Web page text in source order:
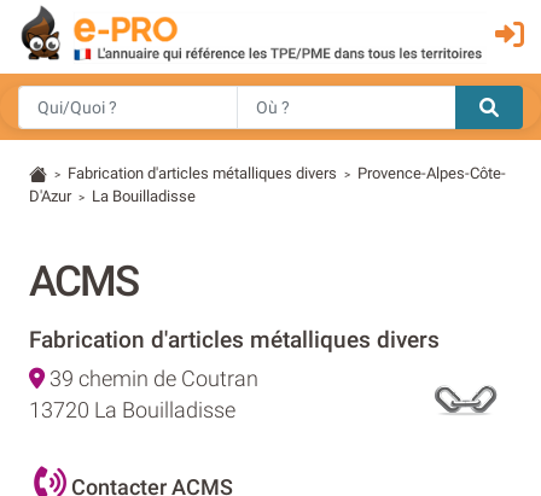
> Fabrication d'articles métalliques divers > Provence-Alpes-Côte-
D'Azur > La Bouilladisse
ACMS
Fabrication d'articles métalliques divers
39 chemin de Coutran
13720 La Bouilladisse
Contacter ACMS